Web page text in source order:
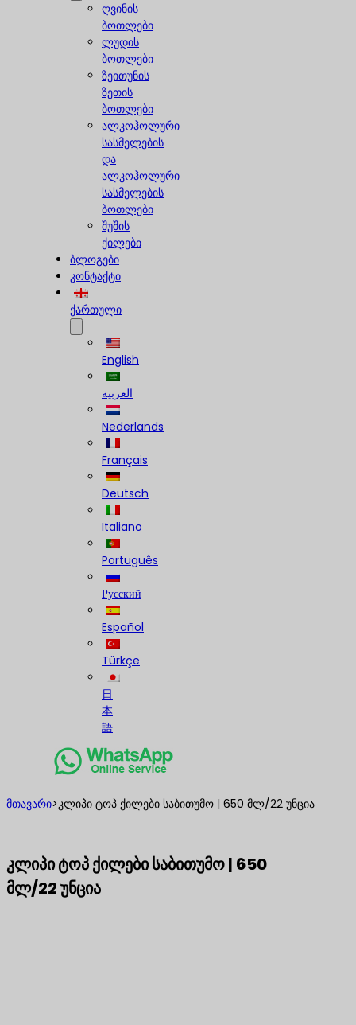
ღვინის
ბოთლები
ლუდის
ბოთლები
ზეითუნის
ზეთის
ბოთლები
ალკოჰოლური
სასმელების
და
ალკოჰოლური
სასმელების
ბოთლები
შუშის
ქილები
ბლოგები
კონტაქტი
ქართული
English
العربية
Nederlands
Français
Deutsch
Italiano
Português
Русский
Español
Türkçe
日
本
語
მთავარი>კლიპი ტოპ ქილები საბითუმო | 650 მლ/22 უნცია
კლიპი ტოპ ქილები საბითუმო | 650
მლ/22 უნცია